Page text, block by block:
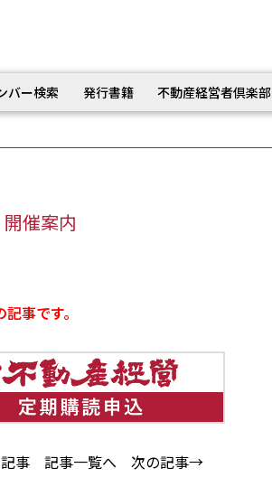
バー検索 発行書籍 不動産経営者倶楽部
催案内
事です。
事 記事一覧へ 次の記事→